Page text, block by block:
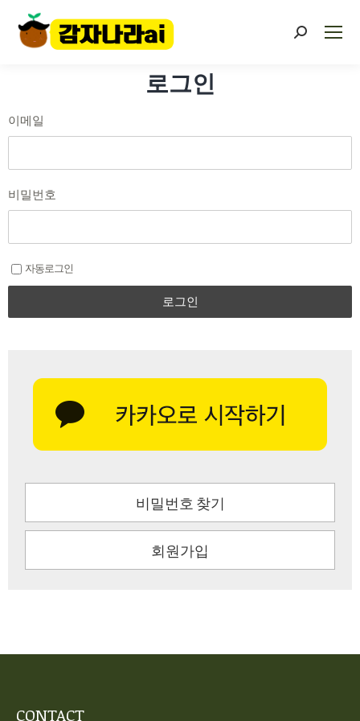
로그인
이메일
비밀번호
자동로그인
로그인
비밀번호 찾기
회원가입
CONTACT